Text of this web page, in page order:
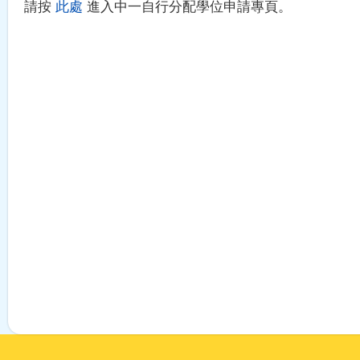
請按 此處 進入中一自行分配學位申請專頁。